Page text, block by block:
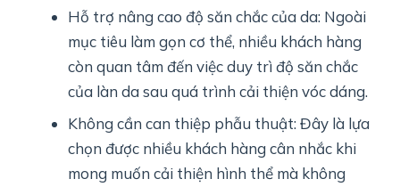
Hỗ trợ nâng cao độ săn chắc của da: Ngoài
mục tiêu làm gọn cơ thể, nhiều khách hàng
còn quan tâm đến việc duy trì độ săn chắc
của làn da sau quá trình cải thiện vóc dáng.
Không cần can thiệp phẫu thuật: Đây là lựa
chọn được nhiều khách hàng cân nhắc khi
mong muốn cải thiện hình thể mà không